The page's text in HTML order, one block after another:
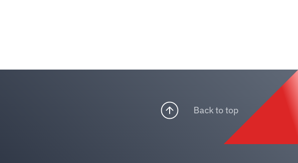
Back to top